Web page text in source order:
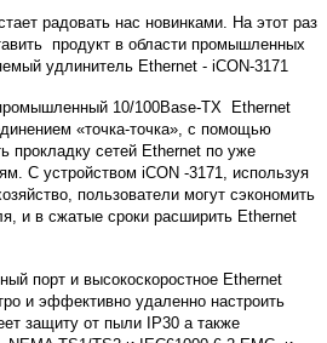
радовать нас новинками. На этот раз
продукт в области промышленных
удлинитель Ethernet - iCON-3171
10/100Base-TX
Ethernet
«точка-точка», с помощью
прокладку сетей Ethernet по уже
С устройством iCON -3171, используя
пользователи могут сэкономить
и в сжатые сроки расширить Ethernet
порт и высокоскоростное Ethernet
и эффективно удаленно настроить
защиту от пыли IP30 а также